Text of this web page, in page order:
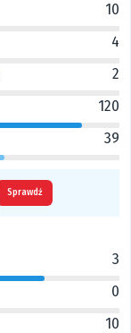
10
4
2
120
39
Sprawdź
3
0
10